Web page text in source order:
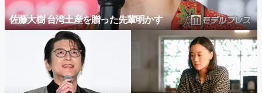
佐藤大樹 台湾土産を贈った先輩明かす